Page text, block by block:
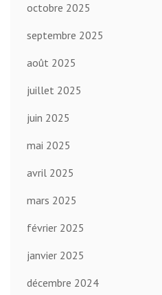
octobre 2025
septembre 2025
août 2025
juillet 2025
juin 2025
mai 2025
avril 2025
mars 2025
février 2025
janvier 2025
décembre 2024